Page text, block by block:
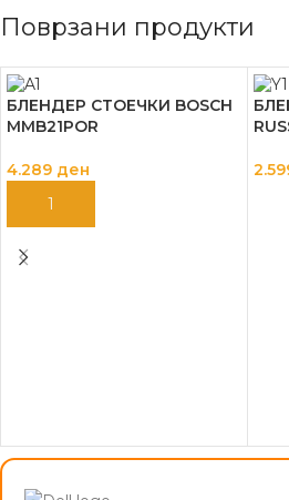
Поврзани продукти
БЛЕНДЕР СТОЕЧКИ BOSCH
MMB21POR
4.289 ден
ДОДАЈ ВО КОШНИЦА